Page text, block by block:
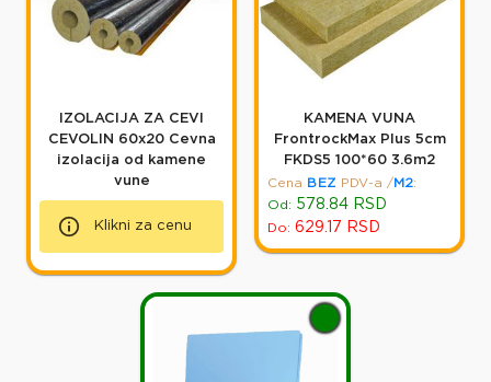
IZOLACIJA ZA CEVI
CEVOLIN 60x20 Cevna
izolacija od kamene
vune
Klikni za cenu
KAMENA VUNA
FrontrockMax Plus 5cm
FKDS5 100*60 3.6m2
Cena
BEZ PDV-a / M2:
Od: 578.84 RSD
Do: 629.17 RSD